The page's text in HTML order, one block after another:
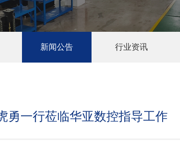
新闻公告 行业资讯
勇一行莅临华亚数控指导工作